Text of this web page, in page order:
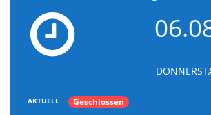
AKTUELL
Geschlossen